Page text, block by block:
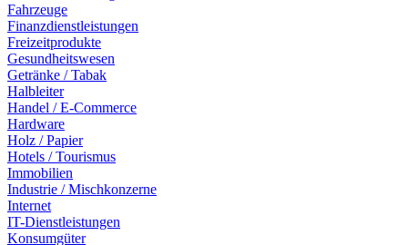
Fahrzeuge
Finanzdienstleistungen
Freizeitprodukte
Gesundheitswesen
Getränke / Tabak
Halbleiter
Handel / E-Commerce
Hardware
Holz / Papier
Hotels / Tourismus
Immobilien
Industrie / Mischkonzerne
Internet
IT-Dienstleistungen
Konsumgüter